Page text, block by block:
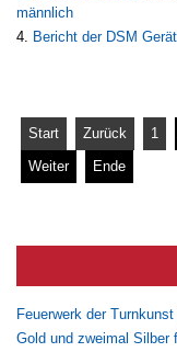
männlich
Bericht der DSM
Start Zurück 1
Weiter
Ende
Feuerwerk der
Gold und zweimal Silber